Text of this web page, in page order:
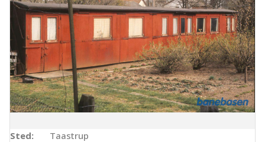
Sted:
Taastrup